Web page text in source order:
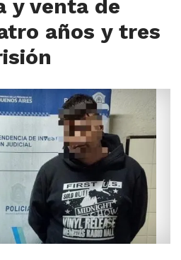
y venta de
años y tres